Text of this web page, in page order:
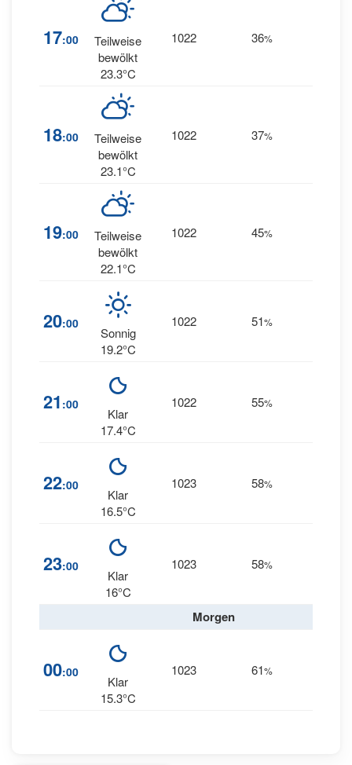
17:00
Teilweise
bewölkt
23.3°C
1022 36%
18:00
Teilweise
bewölkt
23.1°C
1022 37%
19:00
Teilweise
bewölkt
22.1°C
1022 45%
20:00
Sonnig
19.2°C
1022 51%
21 :00
Klar
17.4°C
1022 55%
22:00
Klar
16.5°C
1023 58%
23:00
Klar
16°C
1023 58%
Morgen
00:00
Klar
15.3°C
1023 61%